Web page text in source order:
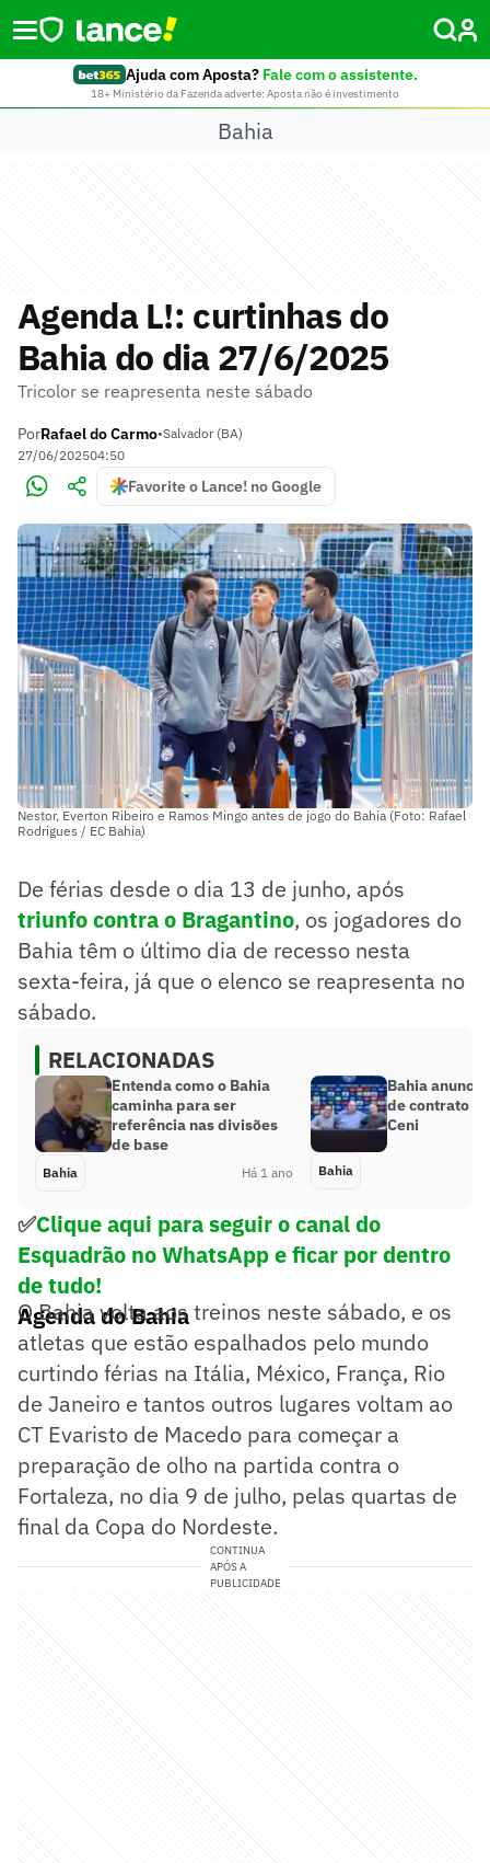
Ajuda com Aposta? Fale com o assistente.
18+ Ministério da Fazenda adverte: Aposta não é investimento
Bahia
Agenda L!: curtinhas do
Bahia do dia 27/6/2025
Tricolor se reapresenta neste sábado
PorRafael do Carmo•Salvador (BA)
27/06/202504:50
Favorite o Lance! no Google
Nestor, Everton Ribeiro e Ramos Mingo antes de jogo do Bahia (Foto: Rafael
Rodrigues / EC Bahia)
De férias desde o dia 13 de junho, após
triunfo contra o Bragantino, os jogadores do
Bahia têm o último dia de recesso nesta
sexta-feira, já que o elenco se reapresenta no
sábado.
RELACIONADAS
Entenda como o Bahia
caminha para ser
referência nas divisões
de base
Bahia Há 1 ano
Bahia
de contrato
Ceni
Bahia
✅Clique aqui para seguir o canal do
Esquadrão no WhatsApp e ficar por dentro
de tudo!
Agenda do Bahia
O Bahia volta aos treinos neste sábado, e os
atletas que estão espalhados pelo mundo
curtindo férias na Itália, México, França, Rio
de Janeiro e tantos outros lugares voltam ao
CT Evaristo de Macedo para começar a
preparação de olho na partida contra o
Fortaleza, no dia 9 de julho, pelas quartas de
final da Copa do Nordeste.
CONTINUA
APÓS A
PUBLICIDADE